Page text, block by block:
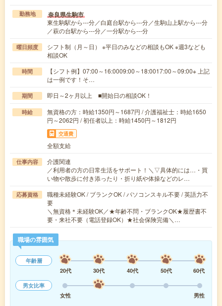
勤務地 奈良県生駒市
東生駒駅から---分／白庭台駅から---分／生駒山上駅から---分
／萩の台駅から---分／一分駅から---分
曜日頻度
シフト制（月～日） ※平日のみなどの相談もOK ※週3なども
相談OK
時間
【シフト例】07:00～16:0009:00～18:0017:00～09:00※ 上記
は一例です！そ…
期間 即日～2ヶ月以上 ■開始日の相談OK！
時給
無資格の方：時給1350円～1687円 / 介護福祉士：時給1650
円～2062円 / 初任者以上：時給1450円～1812円
交通費
全額支給
仕事内容
介護関連
／利用者の方の日常生活をサポート！＼▽具体的には…・買
い物や散歩に付き添ったり・折り紙や体操などのレ…
応募資格
職種未経験OK / ブランクOK / パソコンスキル不要 / 英語力不
要
＼無資格＊未経験OK／★年齢不問・ブランクOK★履歴書不
要・来社不要（電話登録OK）★社会保険完備＼…
職場の雰囲気
年齢層
20代
30代 40代 50代
60代
男女比率
女性
男性